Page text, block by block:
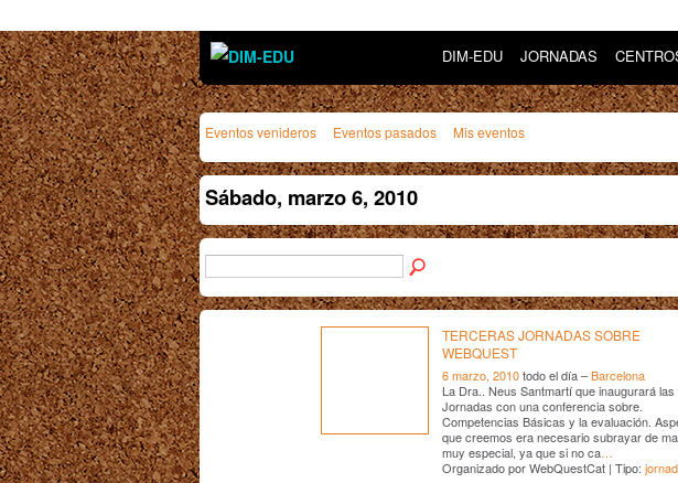
DIM-EDU JORNADAS
Eventos venideros Eventos pasados Mis eventos
Sábado, marzo 6, 2010
TERCERAS JORNADAS SOBRE
WEBQUEST
6 marzo, 2010todo el día –Barcelona
La Dra.. Neus Santmartí que inaugurará las
Jornadas con una conferencia sobre.
Competencias Básicas y la evaluación.
que creemos era necesario subrayar de
muy especial, ya que si no ca …
Organizado por WebQuestCat | Tipo: